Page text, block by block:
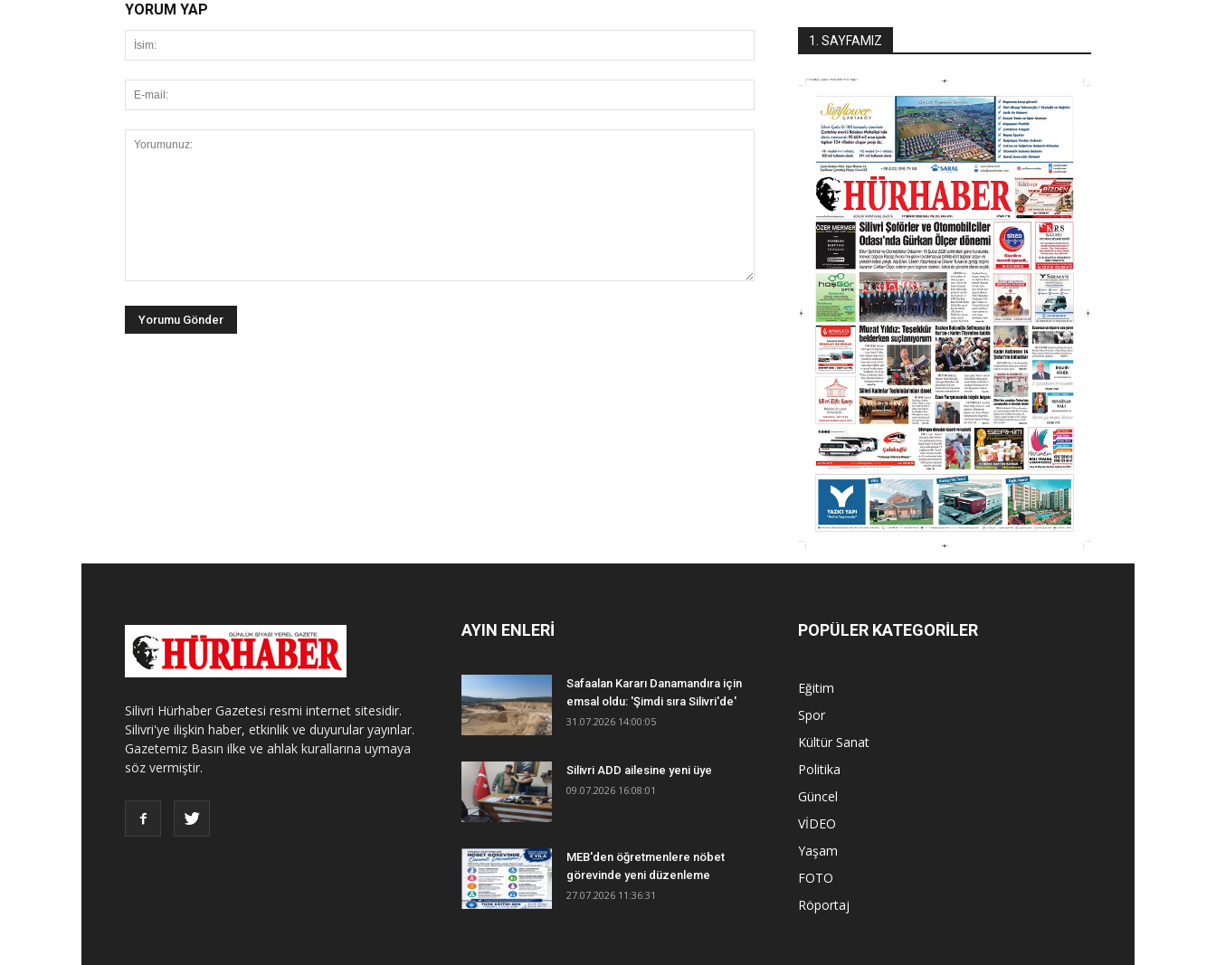
YORUM YAP
1. SAYFAMIZ
Silivri Hürhaber Gazetesi resmi internet sitesidir.
Silivri'ye ilişkin haber, etkinlik ve duyurular yayınlar.
Gazetemiz Basın ilke ve ahlak kurallarına uymaya
söz vermiştir.
AYIN ENLERİ
Safaalan Kararı Danamandıra için
emsal oldu: 'Şimdi sıra Silivri'de'
31.07.2026 14:00:05
Silivri ADD ailesine yeni üye
09.07.2026 16:08:01
MEB'den öğretmenlere nöbet
görevinde yeni düzenleme
27.07.2026 11:36:31
POPÜLER KATEGORİLER
Eğitim
Spor
Kültür Sanat
Politika
Güncel
VİDEO
Yaşam
FOTO
Röportaj